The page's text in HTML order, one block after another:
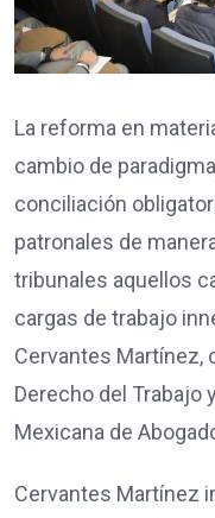
La reforma en
cambio de
conciliación
patronales de
tribunales aquellos
cargas de trabajo
Cervantes Martínez,
Derecho del Trabajo
Mexicana de
Cervantes Martínez